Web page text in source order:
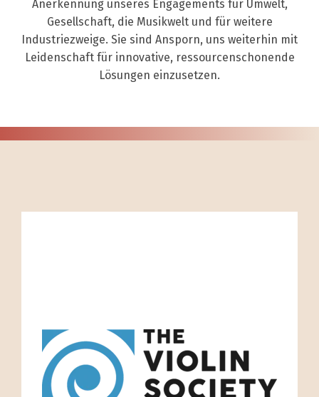
Anerkennung unseres Engagements für Umwelt,
Gesellschaft, die Musikwelt und für weitere
Industriezweige. Sie sind Ansporn, uns weiterhin mit
Leidenschaft für innovative, ressourcenschonende
Lösungen einzusetzen.